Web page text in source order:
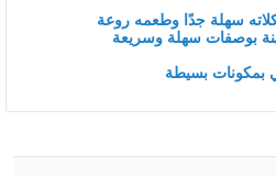
سهلة جدًا وطعمه روعة
بوصفات سهلة وسريعة
بمكونات بسيطة